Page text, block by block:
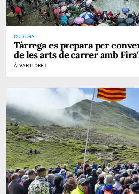
CULTURA
Tàrrega es prepara per
de les arts de carrer amb
ÀLVAR LLOBET